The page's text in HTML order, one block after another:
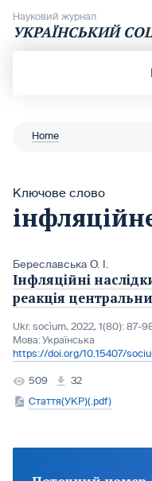
Науковий журнал
УКРАЇНСЬКИЙ
Home
Ключове слово
Береславська О. І.
Інфляційні
реакція
Ukr. socìum, 2022, 1(80): 87-
Мова:Українська
https://doi.org/10.15407/
509
32
Стаття(УКР)(.pdf)